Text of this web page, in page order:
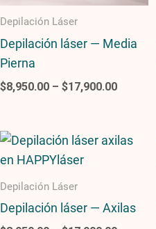
Depilación Láser
Depilación láser — Media
Pierna
$8,950.00 – $17,900.00
Depilación Láser
Depilación láser — Axilas
Price